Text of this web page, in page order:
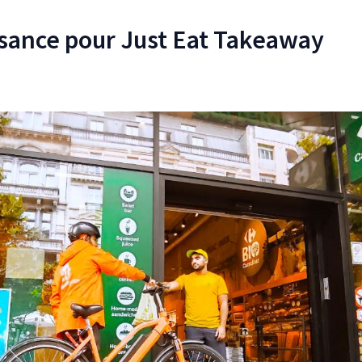
pour Just Eat Takeaway